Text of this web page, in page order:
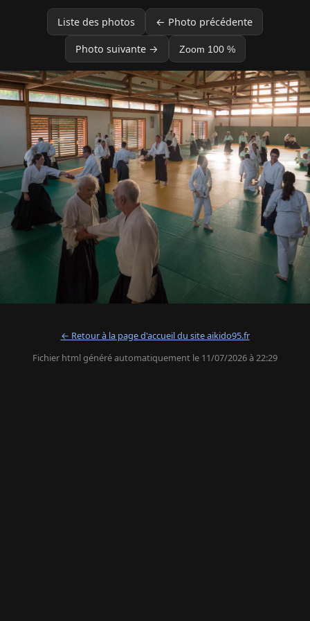
Liste des photos ← Photo précédente
Photo suivante → Zoom 100 %
← Retour à la page d'accueil du site aikido95.fr
Fichier html généré automatiquement le 11/07/2026 à 22:29